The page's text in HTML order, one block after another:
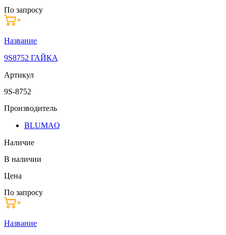
По запросу
Название
9S8752 ГАЙКА
Артикул
9S-8752
Производитель
BLUMAQ
Наличие
В наличии
Цена
По запросу
Название